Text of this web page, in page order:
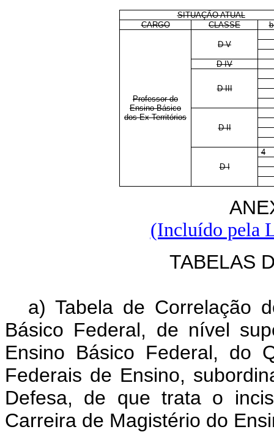
SITUAÇÃO ATUAL
CARGO
CLASSE
Professor do
Ensino Básico
dos Ex-Territórios
D V
D IV
D III
D II
D I
4
(Incluído pela
TABELAS
a) Tabela de Correlação
Básico Federal, de nível
Ensino Básico Federal, do
Federais de Ensino,
Defesa, de que trata o
Carreira de Magistério do